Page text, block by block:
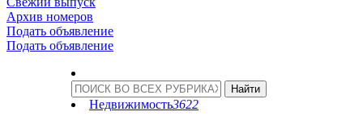
Архив номеров
Подать объявление
Подать объявление
Недвижимость3622